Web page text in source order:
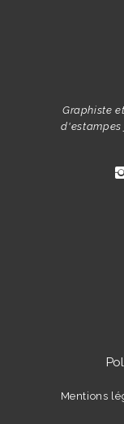
Graphiste
d'estampes
Mentions